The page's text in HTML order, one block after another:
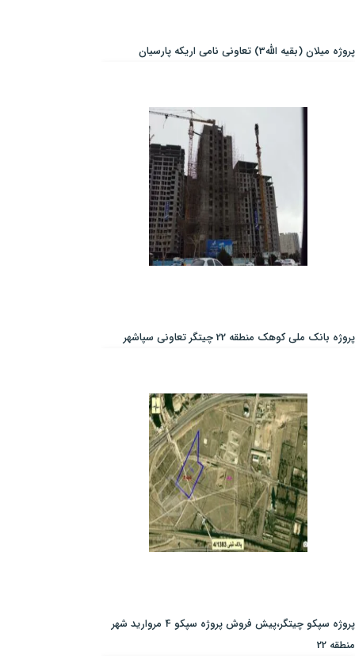
پروژه میلان (بقیه الله3) تعاونی نامی اریکه پارسیان
پروژه بانک ملی کوهک منطقه 22 چیتگر تعاونی سپاشهر
پروژه سپکو چیتگر،پیش فروش پروژه سپکو 4 مروارید شهر
منطقه 22